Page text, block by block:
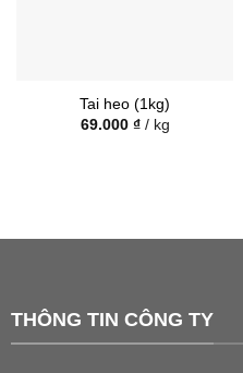
Tai heo (1kg)
69.000 ₫/ kg
THÔNG TIN CÔNG TY